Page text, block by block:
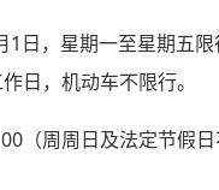
日，星期一至星期五
日，机动车不限行。
（周周日及法定节假